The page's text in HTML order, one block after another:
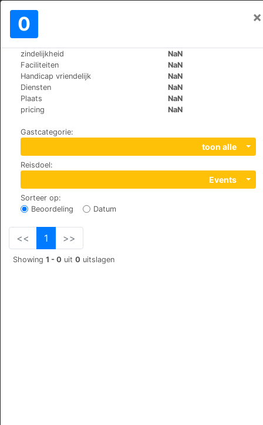
0 ×
zindelijkheid
NaN
Faciliteiten
NaN
Handicap vriendelijk
NaN
Diensten
NaN
Plaats
NaN
pricing
NaN
Gastcategorie:
toon alle
Reisdoel:
Events
Sorteer op:
Beoordeling
Datum
<< 1 >>
Showing 1 - 0 uit 0 uitslagen
Wereld>Cuba>
Hostal La Gallega
Piro Guinart 29, 62600